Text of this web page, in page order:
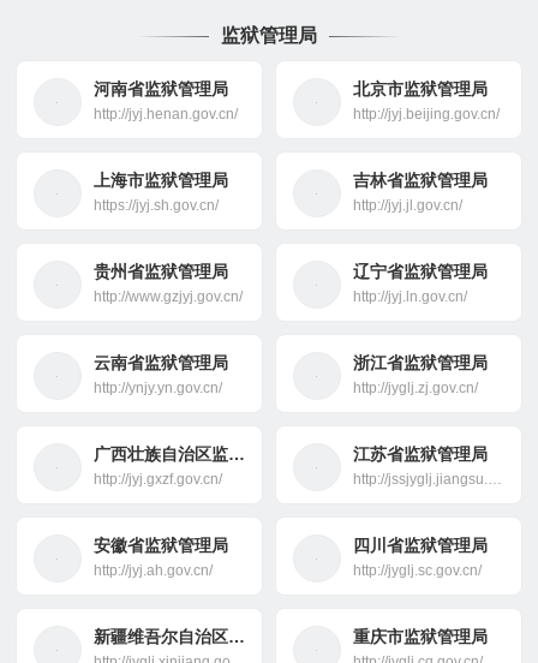
监狱管理局
河南省监狱管理局
http://jyj.henan.gov.cn/
北京市监狱管理局
http://jyj.beijing.gov.cn/
上海市监狱管理局
https://jyj.sh.gov.cn/
吉林省监狱管理局
http://jyj.jl.gov.cn/
贵州省监狱管理局
http://www.gzjyj.gov.cn/
辽宁省监狱管理局
http://jyj.ln.gov.cn/
云南省监狱管理局
http://ynjy.yn.gov.cn/
浙江省监狱管理局
http://jyglj.zj.gov.cn/
广西壮族自治区监狱管理局
http://jyj.gxzf.gov.cn/
江苏省监狱管理局
http://jssjyglj.jiangsu.gov.cn/
安徽省监狱管理局
http://jyj.ah.gov.cn/
四川省监狱管理局
http://jyglj.sc.gov.cn/
新疆维吾尔自治区监狱管理局 重庆市监狱管理局